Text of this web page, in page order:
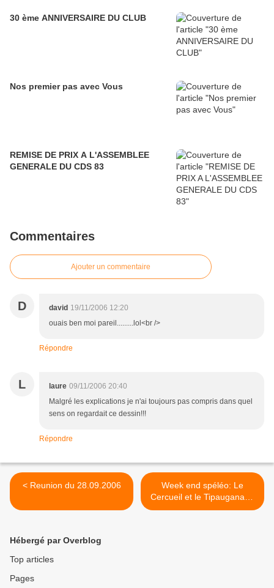
30 ème ANNIVERSAIRE DU CLUB
Nos premier pas avec Vous
REMISE DE PRIX A L'ASSEMBLEE
GENERALE DU CDS 83
Commentaires
Ajouter un commentaire
D david 19/11/2006 12:20
ouais ben moi pareil.........lol<br />
Répondre
L laure 09/11/2006 20:40
Malgré les explications je n'ai toujours pas compris dans quel
sens on regardait ce dessin!!!
Répondre
< Reunion du 28.09.2006
Week end spéléo: Le
Cercueil et le Tipauganahé
>
Hébergé par Overblog
Top articles
Pages